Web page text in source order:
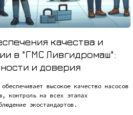
качества и
в "ГМС Ливгидромаш":
и доверия
высокое качество насосов
контроль на всех этапах
экостандартов.